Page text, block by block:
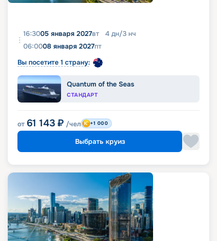
16:3005 января 2027вт 4 дн/3 нч
06:0008 января 2027пт
Вы посетите 1 страну:
Quantum of the Seas
СТАНДАРТ
от 61 143 ₽ /чел +1 000
Выбрать круиз